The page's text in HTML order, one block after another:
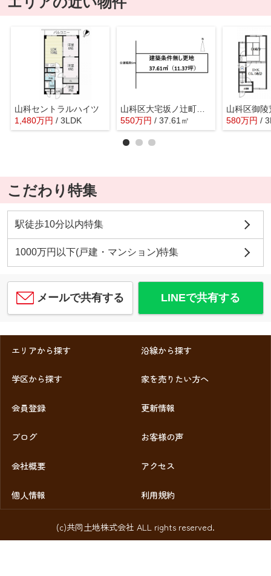
山科セントラルハイツ
1,480万円 / 3LDK
山科区大宅坂ノ辻町 売地
550万円 / 37.61㎡ 580万円 /
こだわり特集
駅徒歩10分以内特集
1000万円以下(戸建・マンション)特集
メールで共有する LINEで共有する
エリアから探す 沿線から探す
学区から探す 家を売りたい方へ
会員登録 更新情報
ブログ お客様の声
会社概要 アクセス
個人情報 利用規約
(c)共同土地株式会社 ALL rights reserved.